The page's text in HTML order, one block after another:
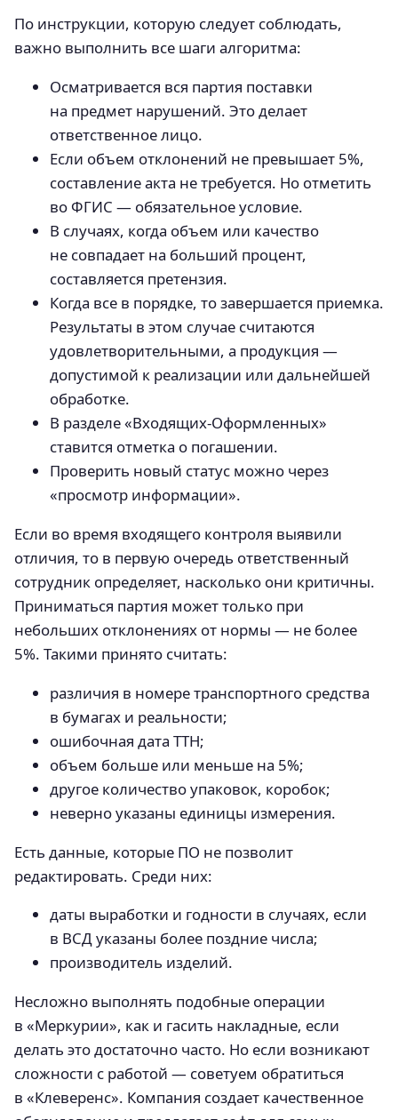
По инструкции, которую следует соблюдать,
важно выполнить все шаги алгоритма:
Осматривается вся партия поставки
на предмет нарушений. Это делает
ответственное лицо.
Если объем отклонений не превышает 5%,
составление акта не требуется. Но отметить
во ФГИС — обязательное условие.
В случаях, когда объем или качество
не совпадает на больший процент,
составляется претензия.
Когда все в порядке, то завершается приемка.
Результаты в этом случае считаются
удовлетворительными, а продукция —
допустимой к реализации или дальнейшей
обработке.
В разделе «Входящих-Оформленных»
ставится отметка о погашении.
Проверить новый статус можно через
«просмотр информации».
Если во время входящего контроля выявили
отличия, то в первую очередь ответственный
сотрудник определяет, насколько они критичны.
Приниматься партия может только при
небольших отклонениях от нормы — не более
5%. Такими принято считать:
различия в номере транспортного средства
в бумагах и реальности;
ошибочная дата ТТН;
объем больше или меньше на 5%;
другое количество упаковок, коробок;
неверно указаны единицы измерения.
Есть данные, которые ПО не позволит
редактировать. Среди них:
даты выработки и годности в случаях, если
в ВСД указаны более поздние числа;
производитель изделий.
Несложно выполнять подобные операции
в «Меркурии», как и гасить накладные, если
делать это достаточно часто. Но если возникают
сложности с работой — советуем обратиться
в «Клеверенс». Компания создает качественное